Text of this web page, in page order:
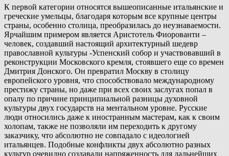
К первой категории относятся вышеописанные итальянские и
греческие умельцы, благодаря которым все крупные центры
страны, особенно столица, преобразилась до неузнаваемости.
Ярчайшим примером является Аристотель Фиорованти –
человек, создавший настоящий архитектурный шедевр
православной культуры -Успенский собор и участвовавший в
реконструкции Московского кремля, стоявшего еще со времен
Дмитрия Донского. Он превратил Москву в столицу
европейского уровня, что способствовало международному
престижу страны, но даже при всех своих заслугах попал в
опалу по причине принципиальной разницы духовной
культуры двух государств на ментальном уровне. Русские
люди относились даже к иностранным мастерам, как к своим
холопам, также не позволяли им переходить к другому
заказчику, что абсолютно не совпадало с идеологией
итальянцев. Подобные конфликты двух абсолютно разных
культур очевидно создавали напряженность для дальнейших